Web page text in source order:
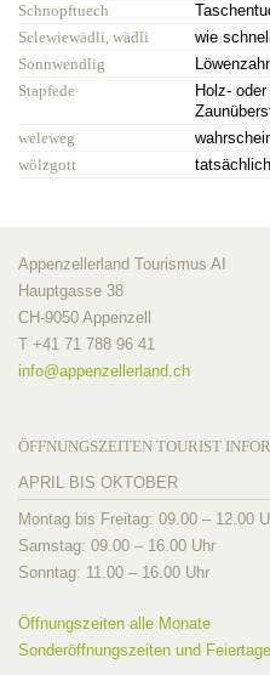
Schnopftuech
Selewiewädli, wädli
wie
Sonnwendlig
Stapfede
Holz-
weleweg
wölzgott
Appenzellerland Tourismus AI
Hauptgasse 38
CH-9050 Appenzell
T +41 71 788 96 41
info@appenzellerland.ch
ÖFFNUNGSZEITEN TOURIST
APRIL BIS OKTOBER
Montag bis Freitag: 09.00 – 12.00
Samstag: 09.00 – 16.00 Uhr
Sonntag: 11.00 – 16.00 Uhr
Öffnungszeiten alle Monate
Sonderöffnungszeiten und Feiertage